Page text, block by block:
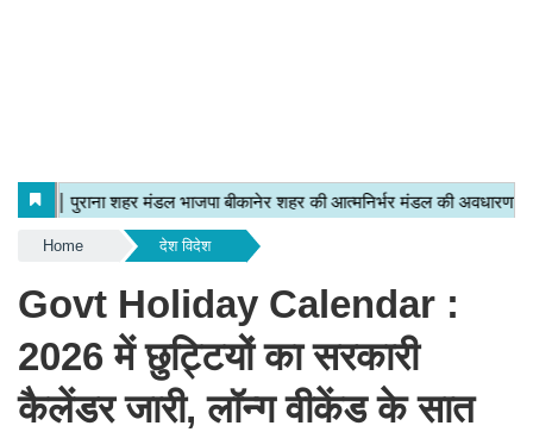
Home देश विदेश
Govt Holiday Calendar :
2026 में छुट्टियों का सरकारी
कैलेंडर जारी, लॉन्ग वीकेंड के सात